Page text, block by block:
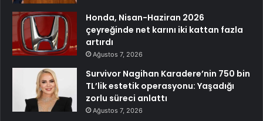
Honda, Nisan-Haziran 2026
çeyreğinde net karını iki kattan fazla
artırdı
Ağustos 7, 2026
Survivor Nagihan Karadere’nin 750 bin
TL’lik estetik operasyonu: Yaşadığı
zorlu süreci anlattı
Ağustos 7, 2026